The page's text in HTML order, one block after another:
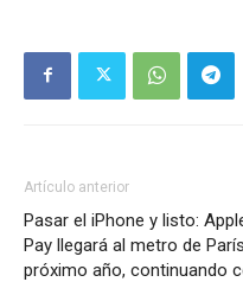
Artículo anterior
Pasar el iPhone y listo:
Pay llegará al metro de
próximo año, continuando